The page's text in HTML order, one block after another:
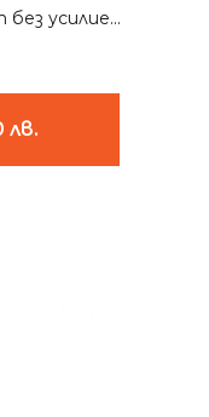
усилие...
лв.